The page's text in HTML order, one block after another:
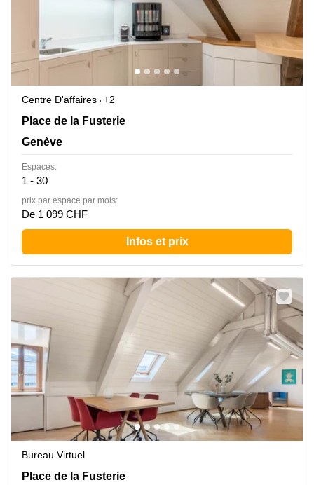
Centre D'affaires
+2
Place de la Fusterie 12, Genève
Place de la Fusterie
Genève
Espaces:
1 - 30
prix par espace par mois:
De 1 099 CHF
Infos et prix
Bureau Virtuel
Place de la Fusterie 12, Genève
Place de la Fusterie